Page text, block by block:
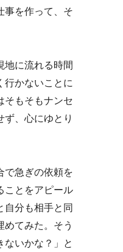
事を作って、そ
地に流れる時間
行かないことに
そもそもナンセ
、心にゆとり
で急ぎの依頼を
ことをアピール
自分も相手と同
めてみた。そう
ないかな？」と